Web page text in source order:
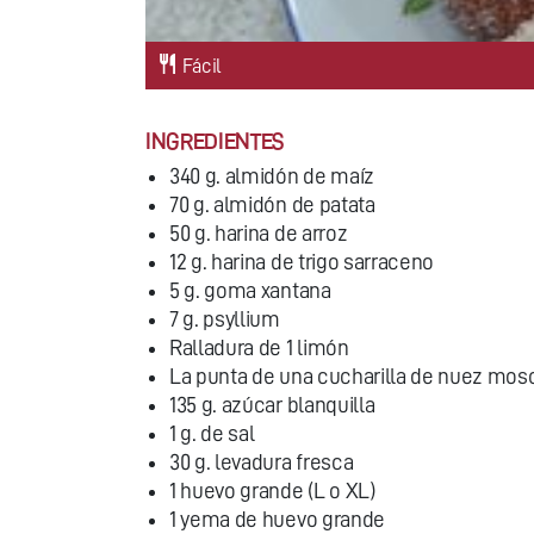
Fácil
INGREDIENTES
340 g. almidón de maíz
70 g. almidón de patata
50 g. harina de arroz
12 g. harina de trigo sarraceno
5 g. goma xantana
7 g. psyllium
Ralladura de 1 limón
La punta de una cucharilla de nuez
135 g. azúcar blanquilla
1 g. de sal
30 g. levadura fresca
1 huevo grande (L o XL)
1 yema de huevo grande